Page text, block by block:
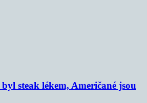
steak lékem, Američané jsou